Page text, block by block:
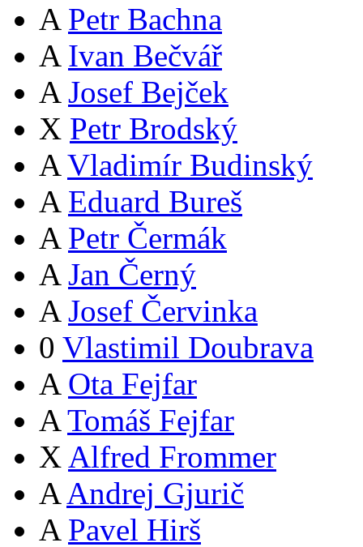
A Petr Bachna
A Ivan Bečvář
A Josef Bejček
X Petr Brodský
A Vladimír Budinský
A Eduard Bureš
A Petr Čermák
A Jan Černý
A Josef Červinka
0 Vlastimil Doubrava
A Ota Fejfar
A Tomáš Fejfar
X Alfred Frommer
A Andrej Gjurič
A Pavel Hirš